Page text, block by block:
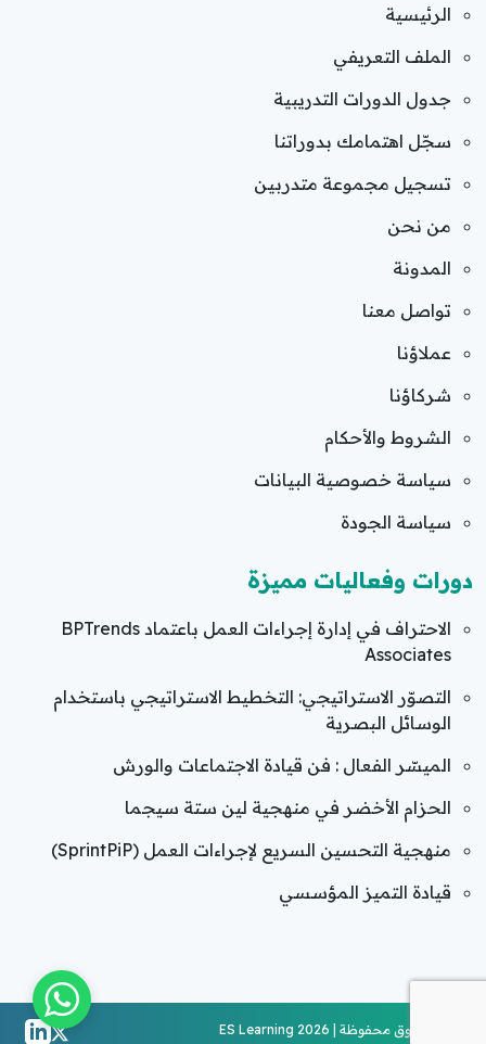
الرئيسية
الملف التعريفي
جدول الدورات التدريبية
سجّل اهتمامك بدوراتنا
تسجيل مجموعة متدربين
من نحن
المدونة
تواصل معنا
عملاؤنا
شركاؤنا
الشروط والأحكام
سياسة خصوصية البيانات
سياسة الجودة
دورات وفعاليات مميزة
الاحتراف في إدارة إجراءات العمل باعتماد BPTrends
Associates
التصوّر الاستراتيجي: التخطيط الاستراتيجي باستخدام
الوسائل البصرية
الميسّر الفعال : فن قيادة الاجتماعات والورش
الحزام الأخضر في منهجية لين ستة سيجما
منهجية التحسين السريع لإجراءات العمل (SprintPiP)
قيادة التميز المؤسسي
جميع الحقوق محفوظة | ES Learning 2026